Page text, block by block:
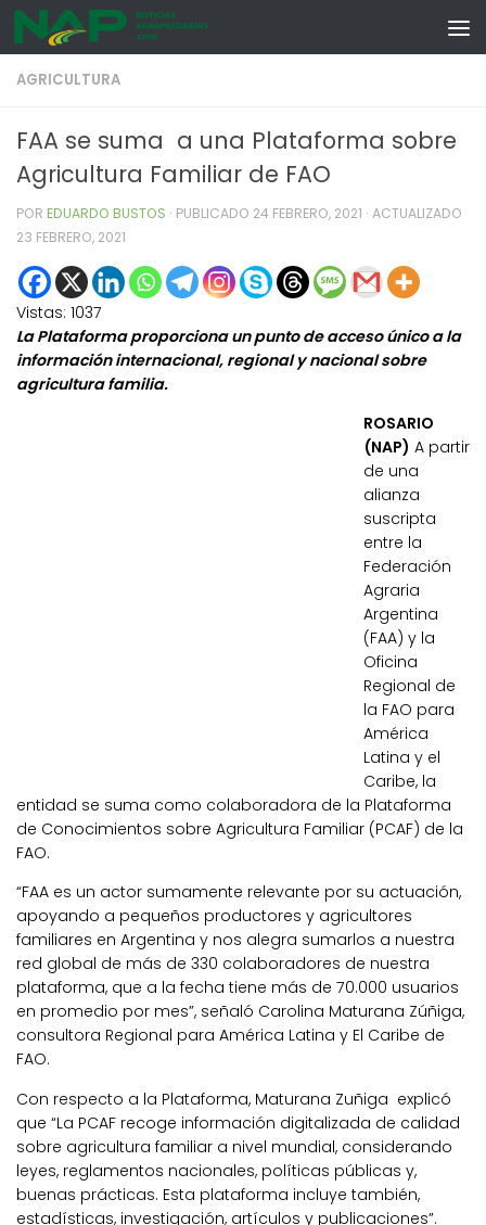
Skip to content
AGRICULTURA
FAA se suma a una Plataforma sobre
Agricultura Familiar de FAO
POR EDUARDO BUSTOS · PUBLICADO 24 FEBRERO, 2021 · ACTUALIZADO
23 FEBRERO, 2021
Vistas: 1037
La Plataforma proporciona un punto de acceso único a la
información internacional, regional y nacional sobre
agricultura familia.
ROSARIO
(NAP) A partir
de una
alianza
suscripta
entre la
Federación
Agraria
Argentina
(FAA) y la
Oficina
Regional de
la FAO para
América
Latina y el
Caribe, la
entidad se suma como colaboradora de la Plataforma
de Conocimientos sobre Agricultura Familiar (PCAF) de la
FAO.
“FAA es un actor sumamente relevante por su actuación,
apoyando a pequeños productores y agricultores
familiares en Argentina y nos alegra sumarlos a nuestra
red global de más de 330 colaboradores de nuestra
plataforma, que a la fecha tiene más de 70.000 usuarios
en promedio por mes”, señaló Carolina Maturana Zúñiga,
consultora Regional para América Latina y El Caribe de
FAO.
Con respecto a la Plataforma, Maturana Zuñiga explicó
que “La PCAF recoge información digitalizada de calidad
sobre agricultura familiar a nivel mundial, considerando
leyes, reglamentos nacionales, políticas públicas y,
buenas prácticas. Esta plataforma incluye también,
estadísticas, investigación, artículos y publicaciones”.